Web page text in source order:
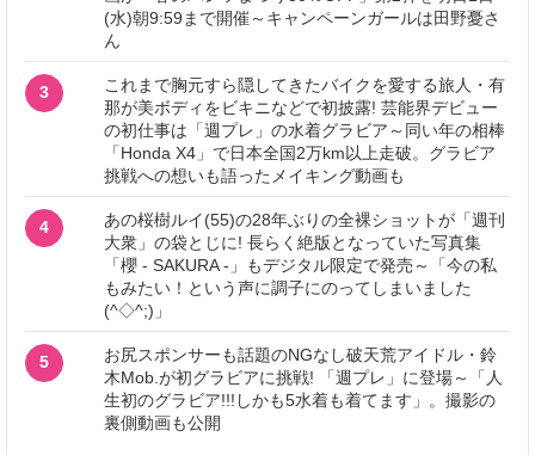
(水)朝9:59まで開催～キャンペーンガールは田野憂さ
ん
3
これまで胸元すら隠してきたバイクを愛する旅人・有
那が美ボディをビキニなどで初披露! 芸能界デビュー
の初仕事は「週プレ」の水着グラビア～同い年の相棒
「Honda X4」で日本全国2万km以上走破。グラビア
挑戦への想いも語ったメイキング動画も
4
あの桜樹ルイ(55)の28年ぶりの全裸ショットが「週刊
大衆」の袋とじに! 長らく絶版となっていた写真集
「櫻 - SAKURA -」もデジタル限定で発売～「今の私
もみたい！という声に調子にのってしまいました
(^◇^;)」
5
お尻スポンサーも話題のNGなし破天荒アイドル・鈴
木Mob.が初グラビアに挑戦! 「週プレ」に登場～「人
生初のグラビア!!!しかも5水着も着てます」。撮影の
裏側動画も公開